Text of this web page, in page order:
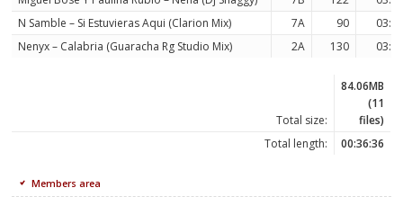
N Samble – Si Estuvieras Aqui (Clarion Mix)
7A 90
Nenyx – Calabria (Guaracha Rg Studio Mix)
2A 130
Total size:
84.06MB
(11
files)
Total length:
00:36:36
Members area